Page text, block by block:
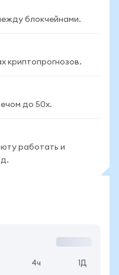
блокчейнами.
криптопрогнозов.
до 50x.
работать и
4ч 1Д